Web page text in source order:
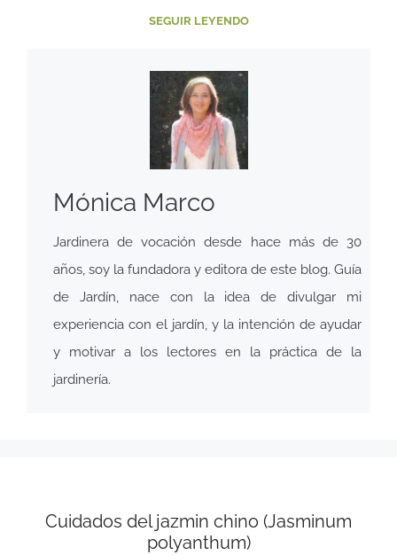
SEGUIR LEYENDO
Mónica Marco
Jardinera de vocación desde hace más de 30
años, soy la fundadora y editora de este blog. Guía
de Jardín, nace con la idea de divulgar mi
experiencia con el jardín, y la intención de ayudar
y motivar a los lectores en la práctica de la
jardinería.
Cuidados del jazmin chino (Jasminum
polyanthum)